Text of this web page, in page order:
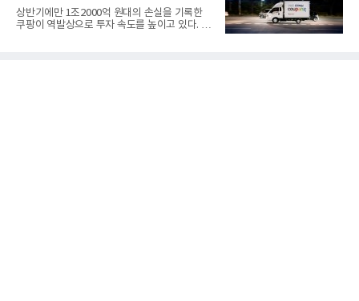
상반기에만 1조2000억 원대의 손실을 기록한
쿠팡이 역발상으로 투자 속도를 높이고 있다. 이